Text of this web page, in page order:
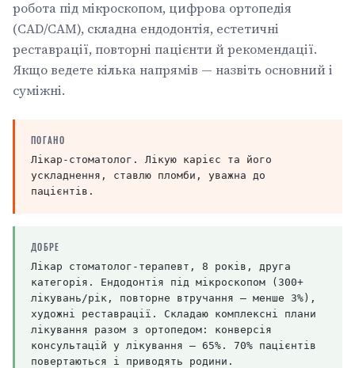
робота під мікроскопом, цифрова ортопедія
(CAD/CAM), складна ендодонтія, естетичні
реставрації, повторні пацієнти й рекомендації.
Якщо ведете кілька напрямів — назвіть основний і
суміжні.
ПОГАНО
Лікар-стоматолог. Лікую карієс та його
ускладнення, ставлю пломби, уважна до
пацієнтів.
ДОБРЕ
Лікар стоматолог-терапевт, 8 років, друга
категорія. Ендодонтія під мікроскопом (300+
лікувань/рік, повторне втручання — менше 3%),
художні реставрації. Складаю комплексні плани
лікування разом з ортопедом: конверсія
консультацій у лікування — 65%. 70% пацієнтів
повертаються і приводять родини.